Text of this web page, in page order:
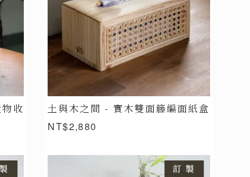
收
土與木之間 - 實木雙面籐編面紙盒
NT$2,880